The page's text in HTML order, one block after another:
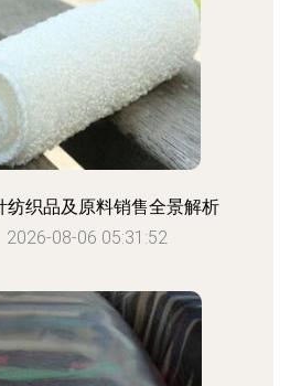
纺织品及原料销售全景解析
2026-08-06 05:31:52